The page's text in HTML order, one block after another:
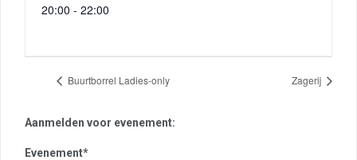
20:00 - 22:00
Buurtborrel Ladies-only Zagerij
Aanmelden voor evenement:
Evenement*